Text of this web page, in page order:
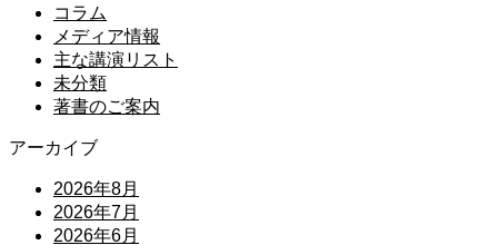
コラム
メディア情報
主な講演リスト
未分類
著書のご案内
アーカイブ
2026年8月
2026年7月
2026年6月